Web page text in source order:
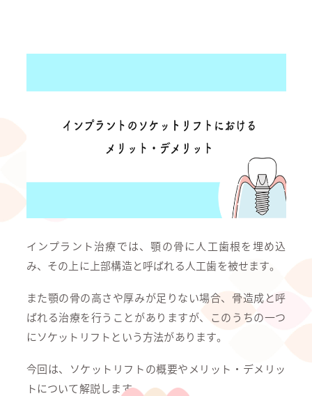
インプラント治療では、顎の骨に人工歯根を埋め込
み、その上に上部構造と呼ばれる人工歯を被せます。
また顎の骨の高さや厚みが足りない場合、骨造成と呼
ばれる治療を行うことがありますが、このうちの一つ
にソケットリフトという方法があります。
今回は、ソケットリフトの概要やメリット・デメリッ
トについて解説します。